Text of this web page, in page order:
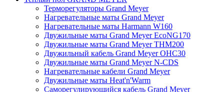
Терморегуляторы Grand Meyer
Нагревательные маты Grand Meyer
Нагревательные маты Harmann W160
Двужильные маты Grand Meyer EcoNG170
Двужильные маты Grand Meyer THM200
Двужильный кабель Grand Meyer OHC30
Двужильные маты Grand Meyer N-CDS
Нагревательные кабели Grand Meyer
Двужильные маты Heat'n'Warm
Саморегулирующийся кабель Grand Meyer